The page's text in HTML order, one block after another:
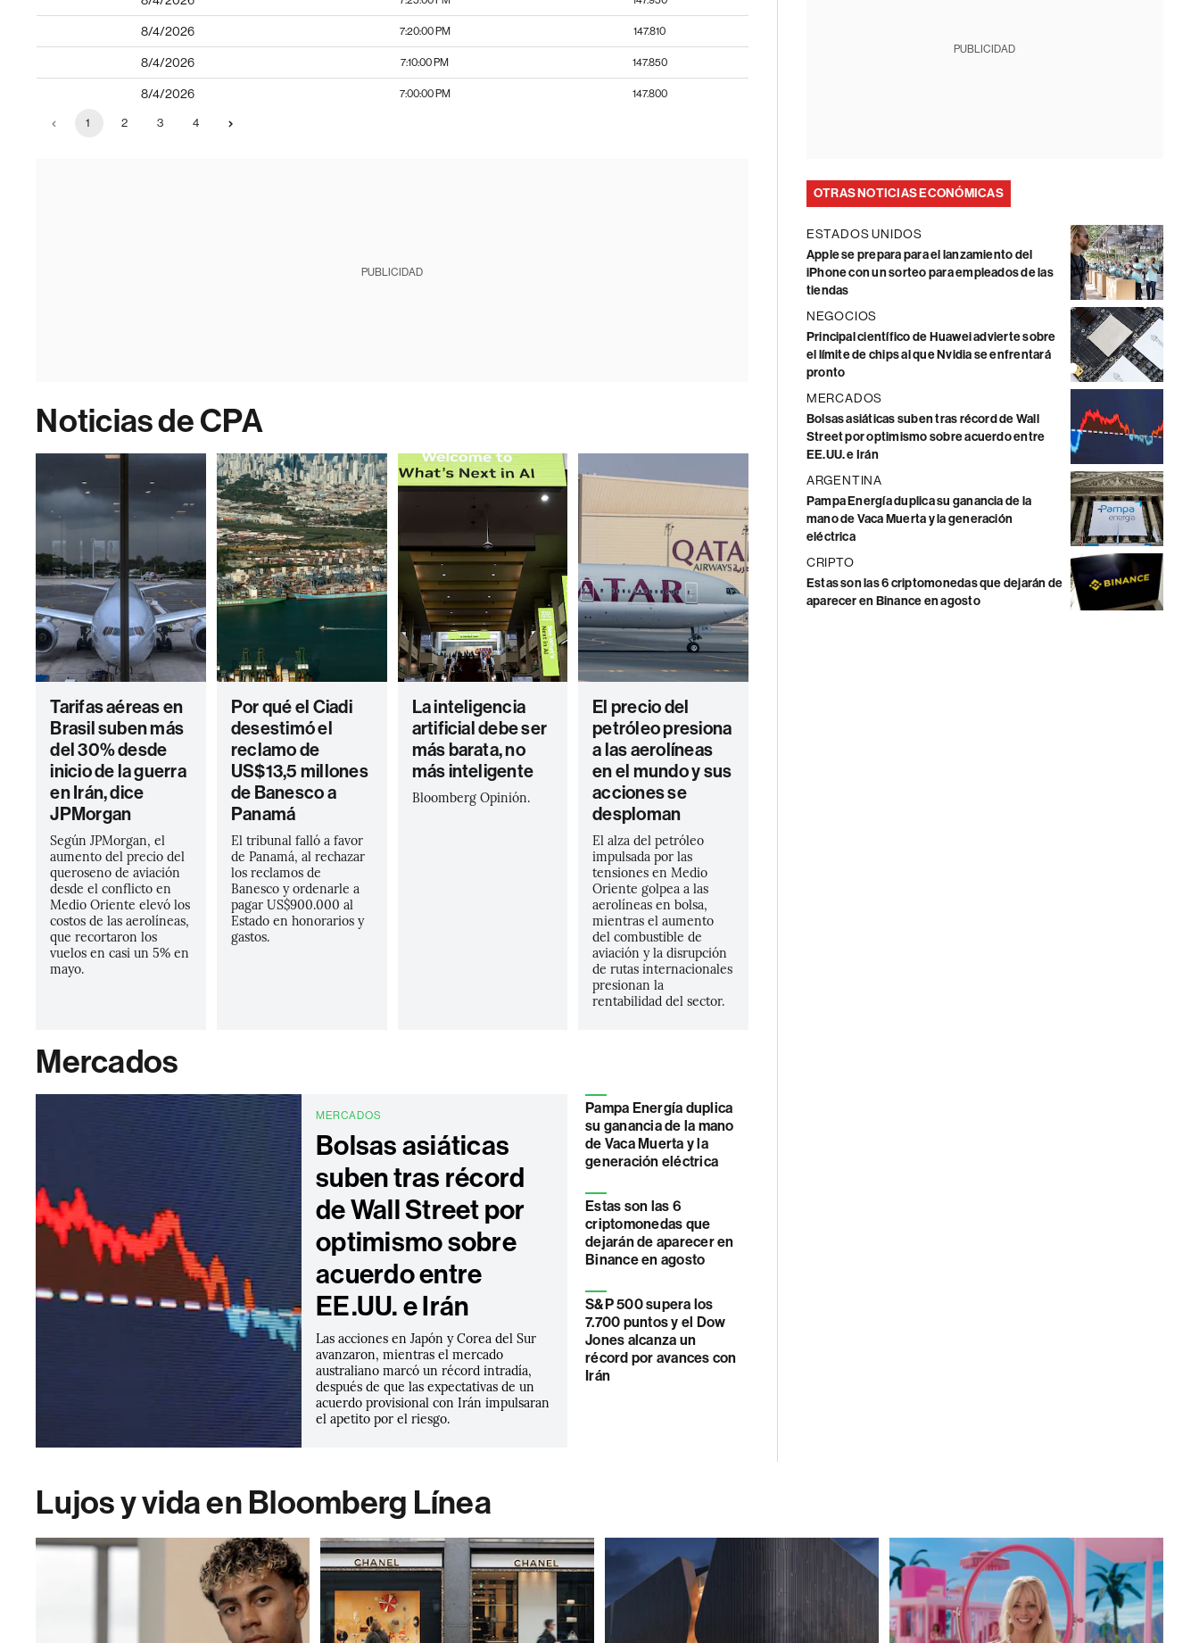
8/4/2026 7:20:00 PM 147.810
8/4/2026 7:10:00 PM 147.850
8/4/2026 7:00:00 PM 147.800
1 2 3 4
PUBLICIDAD
Noticias de CPA
Tarifas aéreas en
Brasil suben más
del 30% desde
inicio de la guerra
en Irán, dice
JPMorgan
Según JPMorgan, el
aumento del precio del
queroseno de aviación
desde el conflicto en
Medio Oriente elevó los
costos de las aerolíneas,
que recortaron los
vuelos en casi un 5% en
mayo.
Por qué el Ciadi
desestimó el
reclamo de
US$13,5 millones
de Banesco a
Panamá
El tribunal falló a favor
de Panamá, al rechazar
los reclamos de
Banesco y ordenarle a
pagar US$900.000 al
Estado en honorarios y
gastos.
La inteligencia
artificial debe ser
más barata, no
más inteligente
Bloomberg Opinión.
El precio del
petróleo presiona
a las aerolíneas
en el mundo y sus
acciones se
desploman
El alza del petróleo
impulsada por las
tensiones en Medio
Oriente golpea a las
aerolíneas en bolsa,
mientras el aumento
del combustible de
aviación y la disrupción
de rutas internacionales
presionan la
rentabilidad del sector.
Mercados
MERCADOS
Bolsas asiáticas
suben tras récord
de Wall Street por
optimismo sobre
acuerdo entre
EE.UU. e Irán
Las acciones en Japón y Corea del Sur
avanzaron, mientras el mercado
australiano marcó un récord intradía,
después de que las expectativas de un
acuerdo provisional con Irán impulsaran
el apetito por el riesgo.
Pampa Energía duplica
su ganancia de la mano
de Vaca Muerta y la
generación eléctrica
Estas son las 6
criptomonedas que
dejarán de aparecer en
Binance en agosto
S&P 500 supera los
7.700 puntos y el Dow
Jones alcanza un
récord por avances con
Irán
PUBLICIDAD
OTRAS NOTICIAS ECONÓMICAS
ESTADOS UNIDOS
Apple se prepara para el lanzamiento del
iPhone con un sorteo para empleados de las
tiendas
NEGOCIOS
Principal científico de Huawei advierte sobre
el límite de chips al que Nvidia se enfrentará
pronto
MERCADOS
Bolsas asiáticas suben tras récord de Wall
Street por optimismo sobre acuerdo entre
EE.UU. e Irán
ARGENTINA
Pampa Energía duplica su ganancia de la
mano de Vaca Muerta y la generación
eléctrica
CRIPTO
Estas son las 6 criptomonedas que dejarán de
aparecer en Binance en agosto
Lujos y vida en Bloomberg Línea